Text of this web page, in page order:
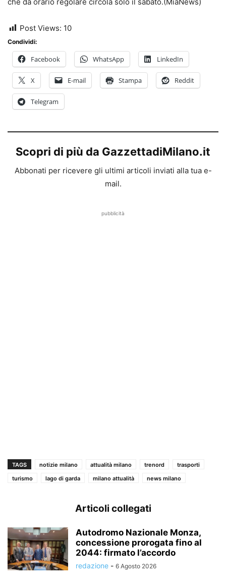
Post Views: 10
Condividi:
Facebook WhatsApp LinkedIn
X E-mail Stampa Reddit
Telegram
Scopri di più da GazzettadiMilano.it
Abbonati per ricevere gli ultimi articoli inviati alla tua e-
mail.
pubblicità
TAGS notizie milano attualità milano trenord
trasporti
turismo
lago di garda milano attualità news milano
Articoli collegati
Autodromo Nazionale Monza,
concessione prorogata fino al
2044: firmato l’accordo
redazione - 6 Agosto 2026